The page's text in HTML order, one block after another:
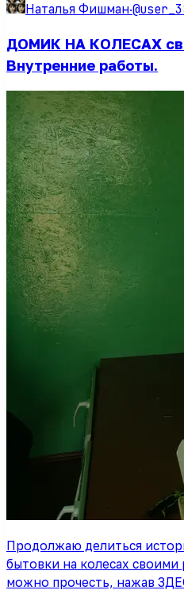
Наталья Фишман·
ДОМИК НА КОЛЕСАХ
Внутренние работы.
Продолжаю делиться
бытовки на колесах
можно прочесть, нажав